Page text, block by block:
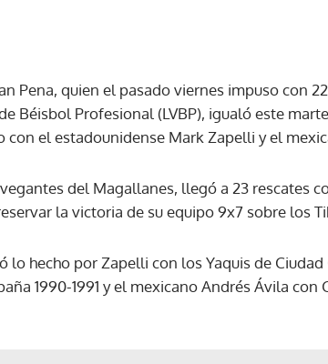
Pena, quien el pasado viernes impuso con
Béisbol Profesional (LVBP), igualó este
el estadounidense Mark Zapelli y el
del Magallanes, llegó a 23 rescates
la victoria de su equipo 9x7 sobre los
lo hecho por Zapelli con los Yaquis de
1990-1991 y el mexicano Andrés Ávila